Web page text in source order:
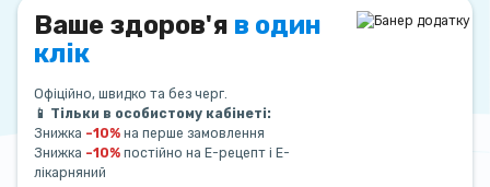
Ваше здоров'я в один
клік
Офіційно, швидко та без черг.
📱 Тільки в особистому кабінеті:
Знижка –10% на перше замовлення
Знижка –10% постійно на Е-рецепт і Е-
лікарняний